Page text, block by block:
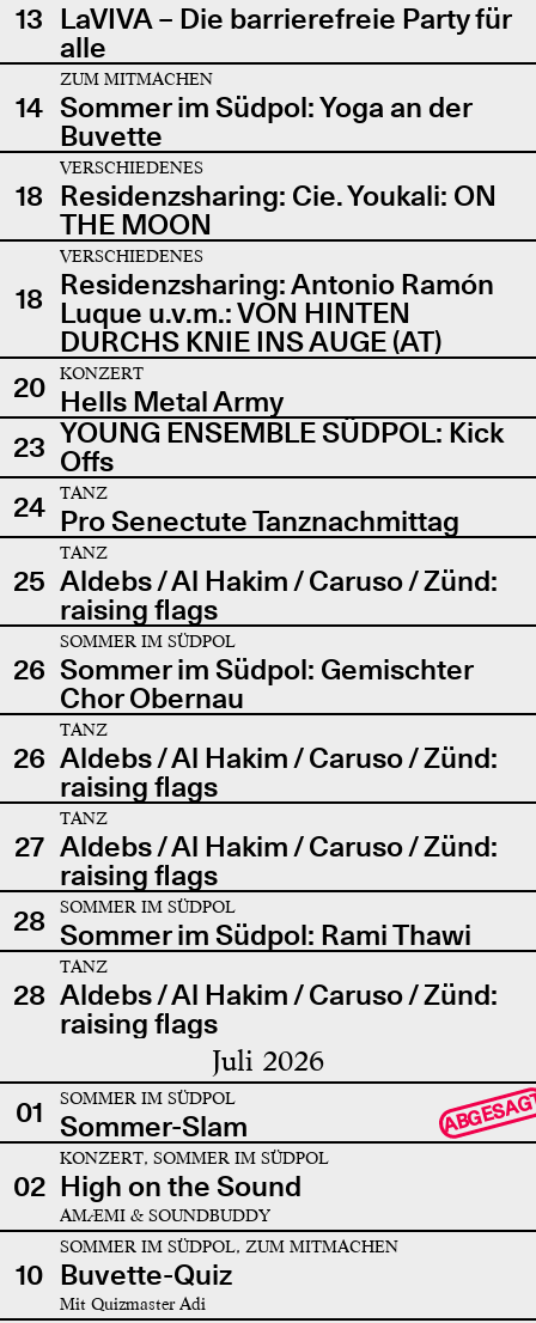
13 LaVIVA – Die barrierefreie Party für
alle
14
ZUM MITMACHEN
Sommer im Südpol: Yoga an der
Buvette
18
VERSCHIEDENES
Residenzsharing: Cie. Youkali: ON
THE MOON
18
VERSCHIEDENES
Residenzsharing: Antonio Ramón
Luque u.v.m.: VON HINTEN
DURCHS KNIE INS AUGE (AT)
20
KONZERT
Hells Metal Army
23 YOUNG ENSEMBLE SÜDPOL: Kick
Offs
24
TANZ
Pro Senectute Tanznachmittag
25
TANZ
Aldebs / Al Hakim / Caruso / Zünd:
raising flags
26
SOMMER IM SÜDPOL
Sommer im Südpol: Gemischter
Chor Obernau
26
TANZ
Aldebs / Al Hakim / Caruso / Zünd:
raising flags
27
TANZ
Aldebs / Al Hakim / Caruso / Zünd:
raising flags
28
SOMMER IM SÜDPOL
Sommer im Südpol: Rami Thawi
28
TANZ
Aldebs / Al Hakim / Caruso / Zünd:
raising flags
Juli 2026
01 SOMMER IM SÜDPOL
Sommer-Slam
02
KONZERT, SOMMER IM SÜDPOL
High on the Sound
AMÆMI & SOUNDBUDDY
10
SOMMER IM SÜDPOL, ZUM MITMACHEN
Buvette-Quiz
Mit Quizmaster Adi